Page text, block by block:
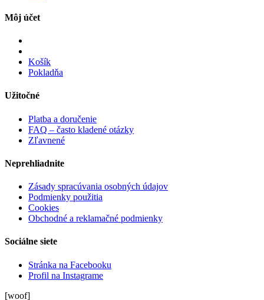
Môj účet
Košík
Pokladňa
Užitočné
Platba a doručenie
FAQ – často kladené otázky
Zľavnené
Neprehliadnite
Zásady spracúvania osobných údajov
Podmienky použitia
Cookies
Obchodné a reklamačné podmienky
Sociálne siete
Stránka na Facebooku
Profil na Instagrame
[woof]